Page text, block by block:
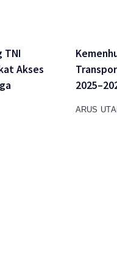
TNI
Akses
ARUS